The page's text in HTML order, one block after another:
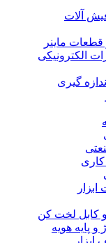
آلات
ماینر
الکترونیکی
گیری
کاری
کابل لخت کن
و پایه هویه
ابزار